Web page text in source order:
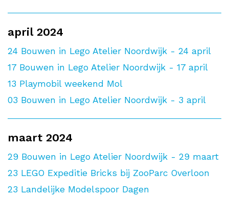
april 2024
24 Bouwen in Lego Atelier Noordwijk - 24 april
17 Bouwen in Lego Atelier Noordwijk - 17 april
13 Playmobil weekend Mol
03 Bouwen in Lego Atelier Noordwijk - 3 april
maart 2024
29 Bouwen in Lego Atelier Noordwijk - 29 maart
23 LEGO Expeditie Bricks bij ZooParc Overloon
23 Landelijke Modelspoor Dagen